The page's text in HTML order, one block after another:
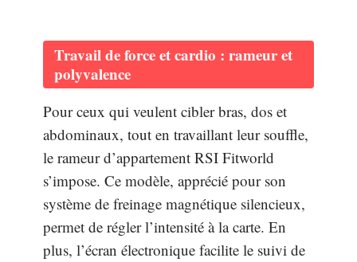
Travail de force et cardio : rameur et
polyvalence
Pour ceux qui veulent cibler bras, dos et
abdominaux, tout en travaillant leur souffle,
le rameur d’appartement RSI Fitworld
s’impose. Ce modèle, apprécié pour son
système de freinage magnétique silencieux,
permet de régler l’intensité à la carte. En
plus, l’écran électronique facilite le suivi de